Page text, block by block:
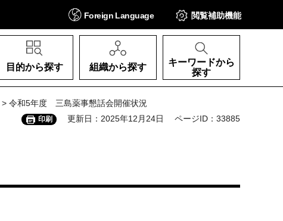
Foreign Language 閲覧補助機能
目的から探す 組織から探す
キーワードから
探す
> 令和5年度 三島薬事懇話会開催状況
印刷 更新日：2025年12月24日 ページID：33885